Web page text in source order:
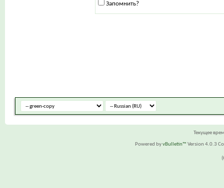
Запомнить?
Текущее
Powered byvBulletin™ Version 4.0.3